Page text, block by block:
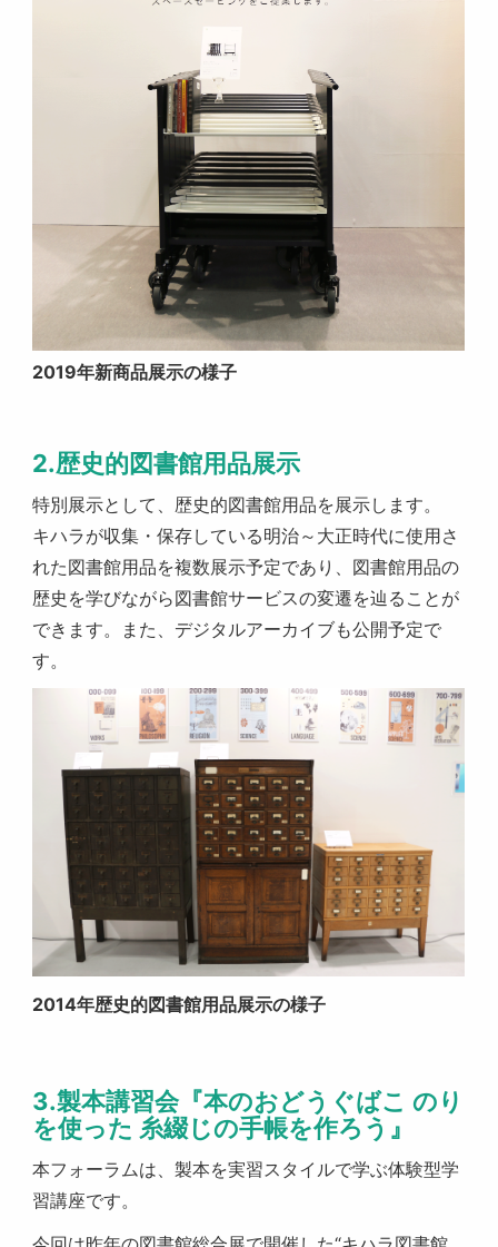
2019年新商品展示の様子
2.歴史的図書館用品展示
特別展示として、歴史的図書館用品を展示します。
キハラが収集・保存している明治～大正時代に使用さ
れた図書館用品を複数展示予定であり、図書館用品の
歴史を学びながら図書館サービスの変遷を辿ることが
できます。また、デジタルアーカイブも公開予定で
す。
2014年歴史的図書館用品展示の様子
3.製本講習会『本のおどうぐばこ のり
を使った 糸綴じの手帳を作ろう』
本フォーラムは、製本を実習スタイルで学ぶ体験型学
習講座です。